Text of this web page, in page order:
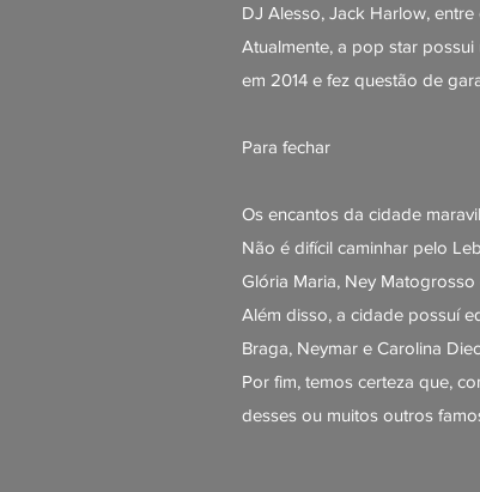
DJ Alesso, Jack Harlow, entre
Atualmente, a pop star possui
em 2014 e fez questão de
Para fechar
Os encantos da cidade
Não é difícil caminhar pelo
Glória Maria, Ney
Além disso, a cidade possuí
Braga, Neymar e Carolina
Por fim, temos certeza que,
desses ou muitos outros